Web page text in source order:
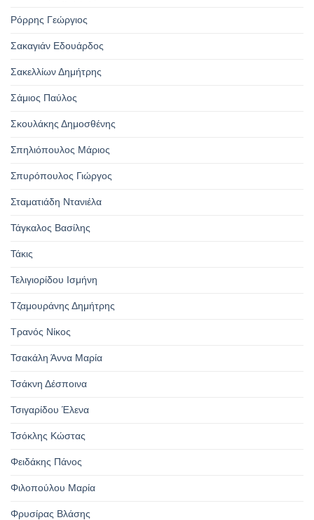
Ρόρρης Γεώργιος
Σακαγιάν Εδουάρδος
Σακελλίων Δημήτρης
Σάμιος Παύλος
Σκουλάκης Δημοσθένης
Σπηλιόπουλος Μάριος
Σπυρόπουλος Γιώργος
Σταματιάδη Ντανιέλα
Τάγκαλος Βασίλης
Τάκις
Τελιγιορίδου Ισμήνη
Τζαμουράνης Δημήτρης
Τρανός Νίκος
Τσακάλη Άννα Μαρία
Τσάκνη Δέσποινα
Τσιγαρίδου Έλενα
Τσόκλης Κώστας
Φειδάκης Πάνος
Φιλοπούλου Μαρία
Φρυσίρας Βλάσης